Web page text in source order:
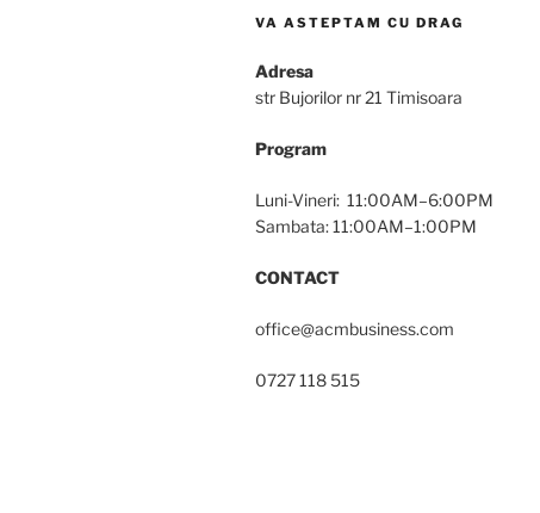
VA ASTEPTAM CU DRAG
Adresa
str Bujorilor nr 21 Timisoara
Program
Luni-Vineri: 11:00AM–6:00PM
Sambata: 11:00AM–1:00PM
CONTACT
office@acmbusiness.com
0727 118 515